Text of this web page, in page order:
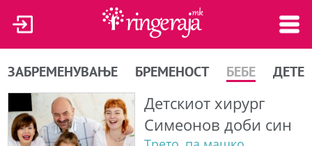
ЗАБРЕМЕНУВАЊЕ БРЕМЕНОСТ БЕБЕ ДЕТЕ
Детскиот хирург
Симеонов доби син